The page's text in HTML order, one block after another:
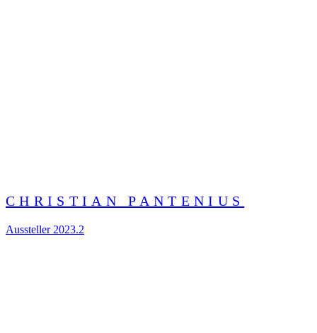
CHRISTIAN PANTENIUS
Aussteller 2023.2